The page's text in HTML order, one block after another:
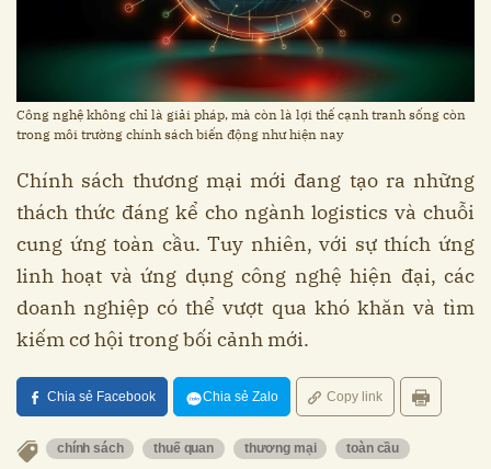
Công nghệ không chỉ là giải pháp, mà còn là lợi thế cạnh tranh sống còn
trong môi trường chính sách biến động như hiện nay
Chính sách thương mại mới đang tạo ra những
thách thức đáng kể cho ngành logistics và chuỗi
cung ứng toàn cầu. Tuy nhiên, với sự thích ứng
linh hoạt và ứng dụng công nghệ hiện đại, các
doanh nghiệp có thể vượt qua khó khăn và tìm
kiếm cơ hội trong bối cảnh mới.
Chia sẻ Facebook Chia sẻ Zalo Copy link
chính sách thuế quan thương mại toàn cầu